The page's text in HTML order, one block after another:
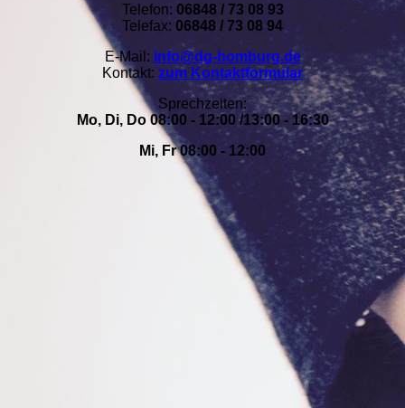
Telefon: 06848 / 73 08 93
Telefax: 06848 / 73 08 94
E-Mail: info@dg-homburg.de
Kontakt: zum Kontaktformular
Sprechzeiten:
Mo, Di, Do 08:00 - 12:00 /13:00 - 16:30
Mi, Fr 08:00 - 12:00